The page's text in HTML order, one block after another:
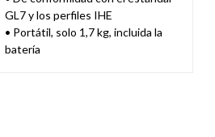
GL7 y los perfiles IHE
• Portátil, solo 1,7 kg, incluida la
batería